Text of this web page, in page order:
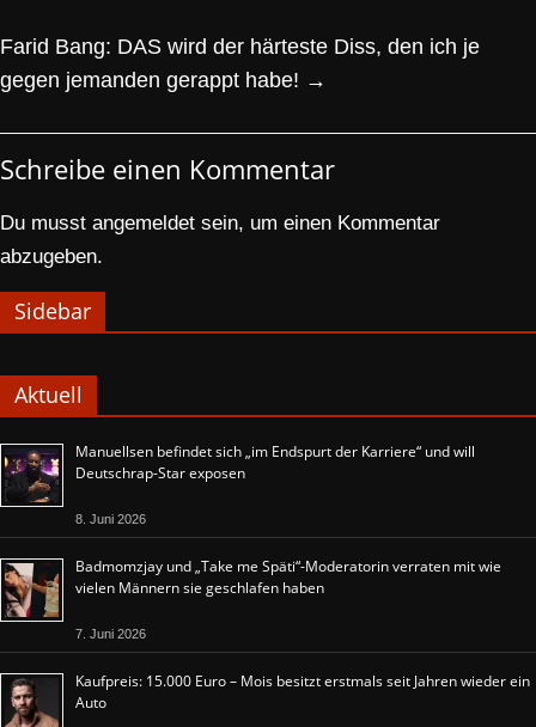
Farid Bang: DAS wird der härteste Diss, den ich je
gegen jemanden gerappt habe! →
Schreibe einen Kommentar
Du musst angemeldet sein, um einen Kommentar
abzugeben.
Sidebar
Aktuell
Manuellsen befindet sich „im Endspurt der Karriere“ und will
Deutschrap-Star exposen
8. Juni 2026
Badmomzjay und „Take me Späti“-Moderatorin verraten mit wie
vielen Männern sie geschlafen haben
7. Juni 2026
Kaufpreis: 15.000 Euro – Mois besitzt erstmals seit Jahren wieder ein
Auto